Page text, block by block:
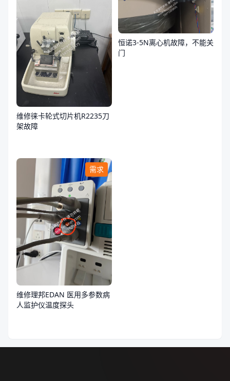
维修徕卡轮式切片机R2235刀
架故障
恒诺3-5N离心机故障，不能关
门
需求
维修理邦EDAN 医用多参数病
人监护仪温度探头